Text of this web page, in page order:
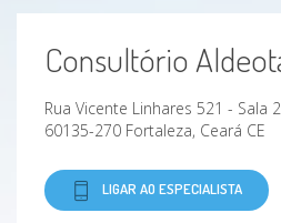
Consultório
Rua Vicente Linhares 521 - Sala
60135-270 Fortaleza, Ceará CE
LIGAR AO ESPECIALISTA